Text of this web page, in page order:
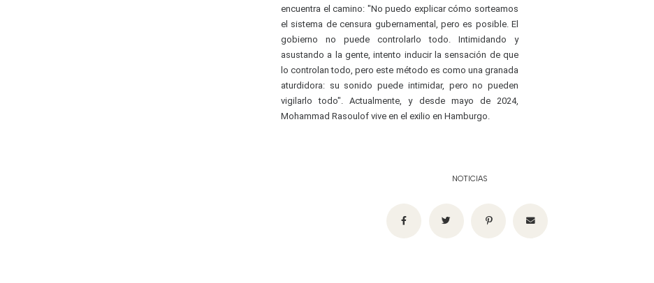
encuentra el camino: "No puedo explicar cómo sorteamos
el sistema de censura gubernamental, pero es posible. El
gobierno no puede controlarlo todo. Intimidando y
asustando a la gente, intento inducir la sensación de que
lo controlan todo, pero este método es como una granada
aturdidora: su sonido puede intimidar, pero no pueden
vigilarlo todo". Actualmente, y desde mayo de 2024,
Mohammad Rasoulof vive en el exilio en Hamburgo.
NOTICIAS